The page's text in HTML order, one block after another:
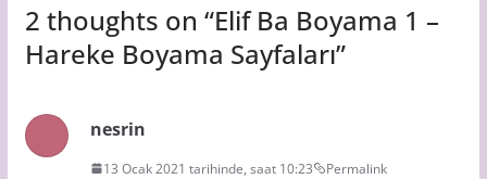
2 thoughts on “Elif Ba Boyama 1 –
Hareke Boyama Sayfaları”
nesrin
13 Ocak 2021 tarihinde, saat 10:23 Permalink